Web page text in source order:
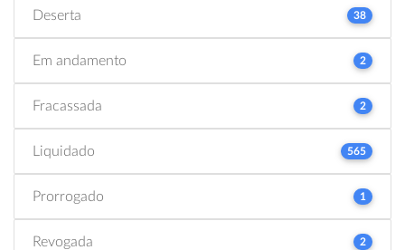
Deserta 38
Em andamento 2
Fracassada 2
Liquidado 565
Prorrogado 1
Revogada 2